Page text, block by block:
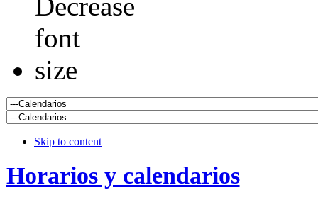
Skip to content
Horarios y calendarios